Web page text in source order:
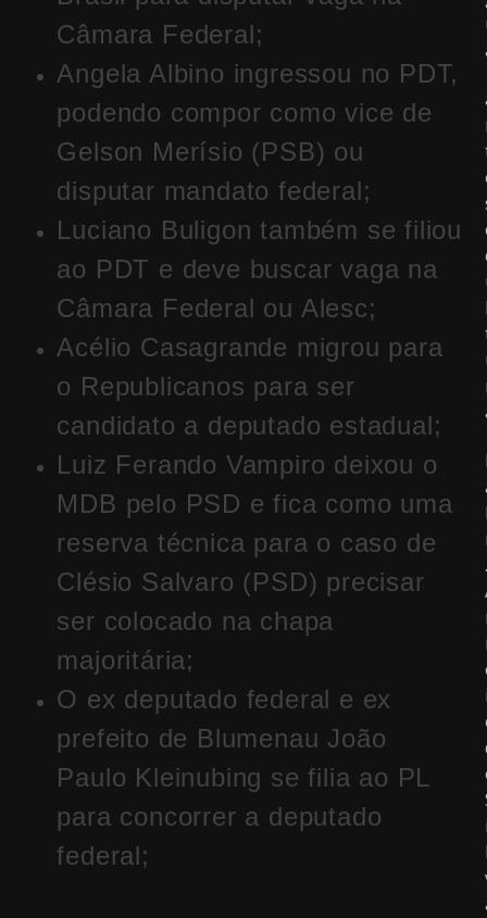
Câmara Federal;
Angela Albino ingressou no PDT,
podendo compor como vice de
Gelson Merísio (PSB) ou
disputar mandato federal;
Luciano Buligon também se filiou
ao PDT e deve buscar vaga na
Câmara Federal ou Alesc;
Acélio Casagrande migrou para
o Republicanos para ser
candidato a deputado estadual;
Luiz Ferando Vampiro deixou o
MDB pelo PSD e fica como uma
reserva técnica para o caso de
Clésio Salvaro (PSD) precisar
ser colocado na chapa
majoritária;
O ex deputado federal e ex
prefeito de Blumenau João
Paulo Kleinubing se filia ao PL
para concorrer a deputado
federal;